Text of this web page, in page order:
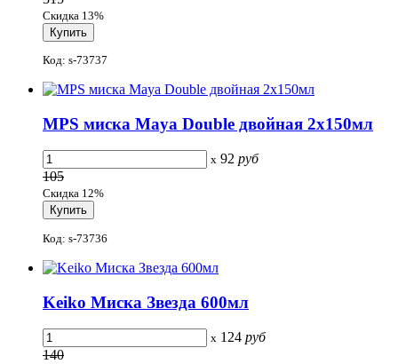
Скидка 13%
Код: s-73737
MPS миска Maya Double двойная 2x150мл
x 92 руб
105
Скидка 12%
Код: s-73736
Keiko Миска Звезда 600мл
x 124 руб
140